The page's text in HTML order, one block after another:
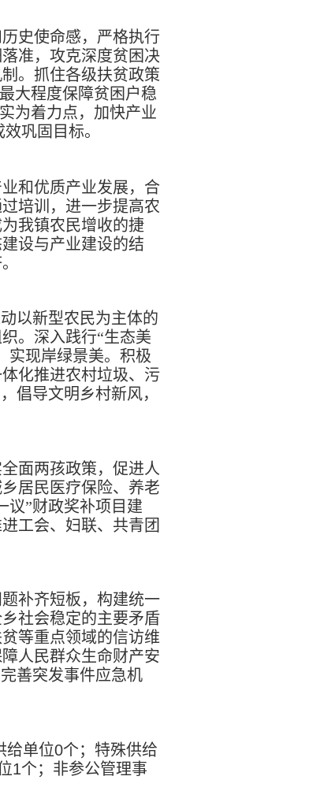
史使命感，严格执行
准，攻克深度贫困决
。抓住各级扶贫政策
大程度保障贫困户稳
为着力点，加快产业
巩固目标。
和优质产业发展，合
培训，进一步提高农
我镇农民增收的捷
设与产业建设的结
以新型农民为主体的
。深入践行“生态美
实现岸绿景美。积极
化推进农村垃圾、污
倡导文明乡村新风，
面两孩政策，促进人
居民医疗保险、养老
议”财政奖补项目建
工会、妇联、共青团
补齐短板，构建统一
社会稳定的主要矛盾
等重点领域的信访维
人民群众生命财产安
善突发事件应急机
给单位0个；特殊供给
1个；非参公管理事